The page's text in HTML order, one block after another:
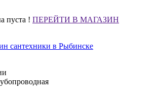
пуста ! ПЕРЕЙТИ В МАГАЗИН